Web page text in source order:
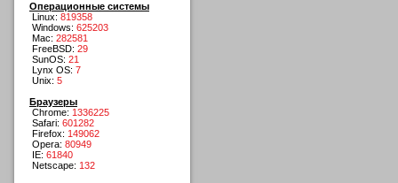
Операционные системы
Linux: 819358
Windows: 625203
Mac: 282581
FreeBSD: 29
SunOS: 21
Lynx OS: 7
Unix: 5
Браузеры
Chrome: 1336225
Safari: 601282
Firefox: 149062
Opera: 80949
IE: 61840
Netscape: 132